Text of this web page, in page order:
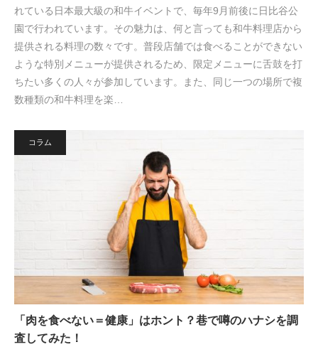
れている日本最大級の和牛イベントで、毎年9月前後に日比谷公
園で行われています。その魅力は、何と言っても和牛料理店から
提供される料理の数々です。普段店舗では食べることができない
ような特別メニューが提供されるため、限定メニューに舌鼓を打
ちたい多くの人々が参加しています。また、同じ一つの場所で複
数種類の和牛料理を楽…
コラム
「肉を食べない＝健康」はホント？巷で噂のハナシを調
査してみた！